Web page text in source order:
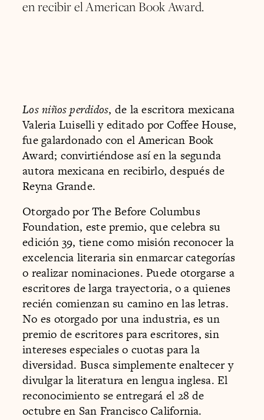
en recibir el American Book Award.
Los niños perdidos, de la escritora mexicana
Valeria Luiselli y editado por Coffee House,
fue galardonado con el American Book
Award; convirtiéndose así en la segunda
autora mexicana en recibirlo, después de
Reyna Grande.
Otorgado por The Before Columbus
Foundation, este premio, que celebra su
edición 39, tiene como misión reconocer la
excelencia literaria sin enmarcar categorías
o realizar nominaciones. Puede otorgarse a
escritores de larga trayectoria, o a quienes
recién comienzan su camino en las letras.
No es otorgado por una industria, es un
premio de escritores para escritores, sin
intereses especiales o cuotas para la
diversidad. Busca simplemente enaltecer y
divulgar la literatura en lengua inglesa. El
reconocimiento se entregará el 28 de
octubre en San Francisco California.